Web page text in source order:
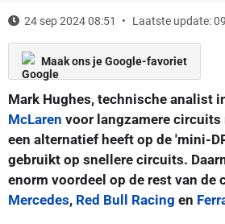
24 sep 2024 08:51 Laatste update:
Maak ons je Google-favoriet
Mark Hughes, technische analist
McLaren voor langzamere circuits
een alternatief heeft op de 'mini-
gebruikt op snellere circuits.
enorm voordeel op de rest van de
Mercedes, Red Bull Racing en